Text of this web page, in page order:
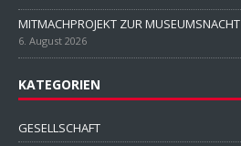
MITMACHPROJEKT ZUR MUSEUMSNACHT
6. August 2026
KATEGORIEN
GESELLSCHAFT